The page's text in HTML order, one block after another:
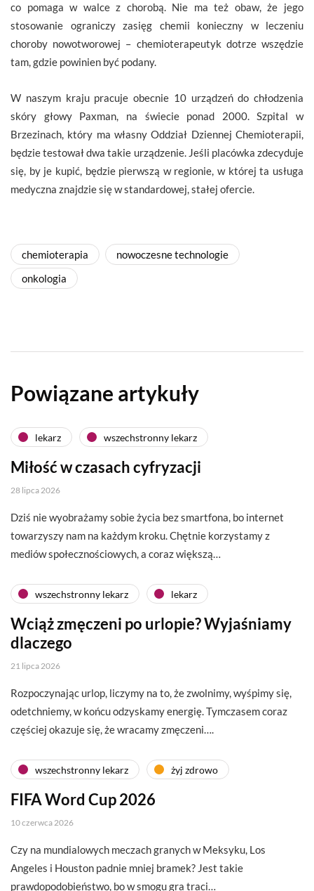
co pomaga w walce z chorobą. Nie ma też obaw, że jego
stosowanie ograniczy zasięg chemii konieczny w leczeniu
choroby nowotworowej – chemioterapeutyk dotrze wszędzie
tam, gdzie powinien być podany.
W naszym kraju pracuje obecnie 10 urządzeń do chłodzenia
skóry głowy Paxman, na świecie ponad 2000. Szpital w
Brzezinach, który ma własny Oddział Dziennej Chemioterapii,
będzie testował dwa takie urządzenie. Jeśli placówka zdecyduje
się, by je kupić, będzie pierwszą w regionie, w której ta usługa
medyczna znajdzie się w standardowej, stałej ofercie.
chemioterapia
nowoczesne technologie
onkologia
Powiązane artykuły
lekarz wszechstronny lekarz
Miłość w czasach cyfryzacji
28 lipca 2026
Dziś nie wyobrażamy sobie życia bez smartfona, bo internet
towarzyszy nam na każdym kroku. Chętnie korzystamy z
mediów społecznościowych, a coraz większą…
wszechstronny lekarz lekarz
Wciąż zmęczeni po urlopie? Wyjaśniamy
dlaczego
21 lipca 2026
Rozpoczynając urlop, liczymy na to, że zwolnimy, wyśpimy się,
odetchniemy, w końcu odzyskamy energię. Tymczasem coraz
częściej okazuje się, że wracamy zmęczeni….
wszechstronny lekarz żyj zdrowo
FIFA Word Cup 2026
10 czerwca 2026
Czy na mundialowych meczach granych w Meksyku, Los
Angeles i Houston padnie mniej bramek? Jest takie
prawdopodobieństwo, bo w smogu gra traci…